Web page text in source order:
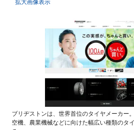
拡大画像表示
ブリヂストンは、世界首位のタイヤメーカー
空機、農業機械などに向けた幅広い種類のタ